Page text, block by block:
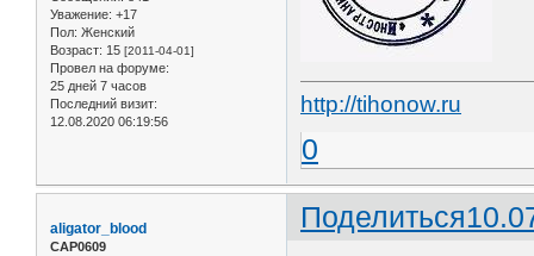
Уважение: +17
Пол: Женский
Возраст: 15 [2011-04-01]
Провел на форуме:
25 дней 7 часов
Последний визит:
12.08.2020 06:19:56
http://tihonow.ru
0
Поделиться
aligator_blood
САР0609